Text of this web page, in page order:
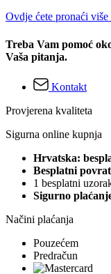
Ovdje ćete pronaći
Treba Vam pomoć
Vaša pitanja.
Kontakt
Provjerena kvaliteta
Sigurna online kupnja
Hrvatska:
Besplatni
1 besplatni
Sigurno
Načini plaćanja
Pouzećem
Predračun